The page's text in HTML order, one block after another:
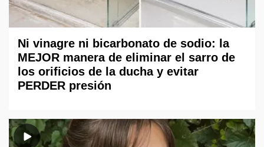
Ni vinagre ni bicarbonato de sodio: la
MEJOR manera de eliminar el sarro de
los orificios de la ducha y evitar
PERDER presión